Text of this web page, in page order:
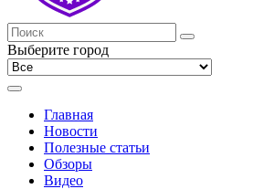
Выберите город
Главная
Новости
Полезные статьи
Обзоры
Видео